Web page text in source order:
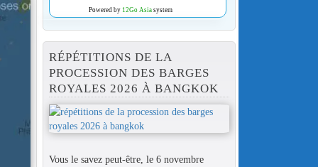
Powered by 12Go Asiasystem
RÉPÉTITIONS DE LA
PROCESSION DES BARGES
ROYALES 2026 À BANGKOK
Vous le savez peut-être, le 6 novembre